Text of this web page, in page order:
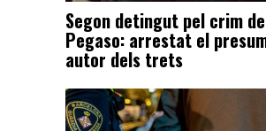
Segon detingut pel crim
Pegaso: arrestat el
autor dels trets